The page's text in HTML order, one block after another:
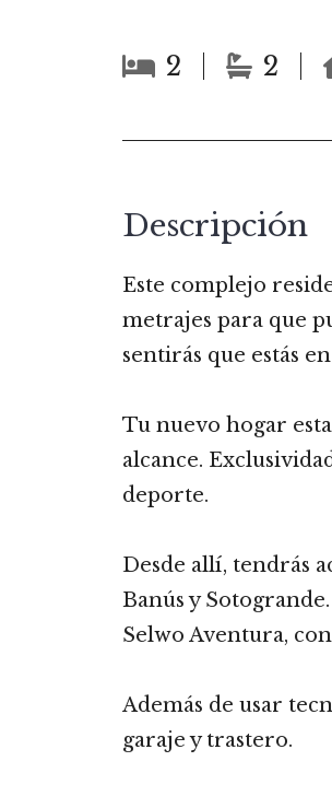
2 2
Descripción
Este complejo
metrajes para que
sentirás que estás en
Tu nuevo hogar
alcance.
deporte.
Desde allí, tendrás
Banús y
Selwo Aventura,
Además de usar
garaje y trastero.